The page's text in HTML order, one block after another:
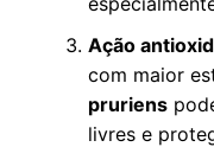
Ação
com maior
pruriens
livres e